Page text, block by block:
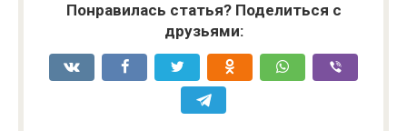
Понравилась статья? Поделиться с
друзьями: